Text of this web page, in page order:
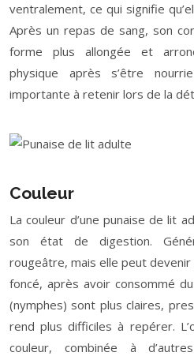
ventralement, ce qui signifie
Après un repas de sang, son
forme plus allongée et
physique après s’être
importante à retenir lors de la
Couleur
La couleur d’une punaise de lit
son état de digestion.
rougeâtre, mais elle peut
foncé, après avoir consommé
(nymphes) sont plus claires,
rend plus difficiles à repérer.
couleur, combinée à